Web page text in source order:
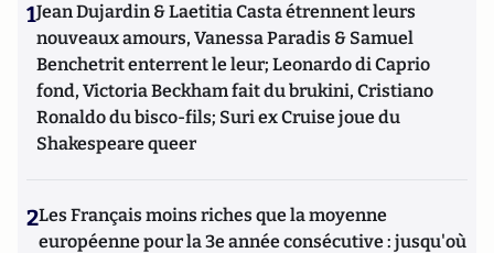
1Jean Dujardin & Laetitia Casta étrennent leurs
nouveaux amours, Vanessa Paradis & Samuel
Benchetrit enterrent le leur; Leonardo di Caprio
fond, Victoria Beckham fait du brukini, Cristiano
Ronaldo du bisco-fils; Suri ex Cruise joue du
Shakespeare queer
2Les Français moins riches que la moyenne
européenne pour la 3e année consécutive : jusqu'où